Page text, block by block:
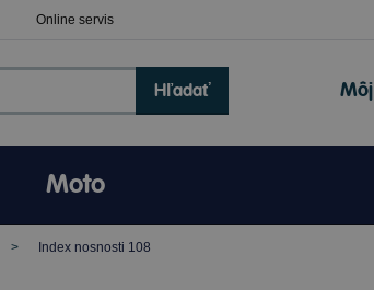
Online servis
Hľadať
Moto
Index nosnosti 108